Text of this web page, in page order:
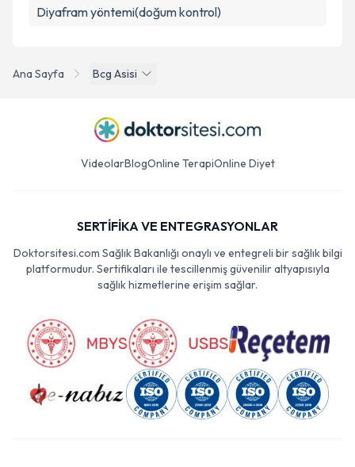
Ana Sayfa Bcg Asisi
Diyafram yöntemi(doğum kontrol)
VideolarBlogOnline TerapiOnline Diyet
SERTİFİKA VE ENTEGRASYONLAR
Doktorsitesi.com Sağlık Bakanlığı onaylı ve entegreli bir sağlık bilgi
platformudur. Sertifikaları ile tescillenmiş güvenilir altyapısıyla
sağlık hizmetlerine erişim sağlar.